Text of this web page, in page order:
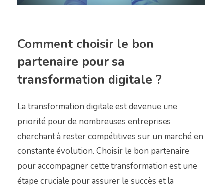
Comment choisir le bon
partenaire pour sa
transformation digitale ?
La transformation digitale est devenue une
priorité pour de nombreuses entreprises
cherchant à rester compétitives sur un marché en
constante évolution. Choisir le bon partenaire
pour accompagner cette transformation est une
étape cruciale pour assurer le succès et la